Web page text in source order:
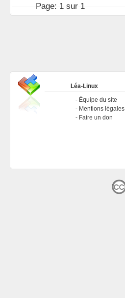
Page: 1 sur 1
Léa-Linux
Équipe du site
Mentions légales
Faire un don